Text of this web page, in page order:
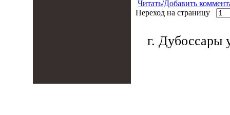
Читать/Добавить
Переход на страницу
г. Дубоссары